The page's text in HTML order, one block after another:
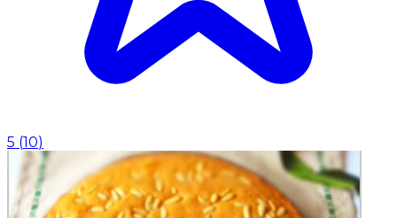
5 (10)